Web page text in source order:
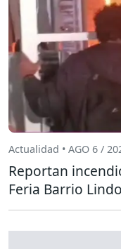
Actualidad • AGO 6 /
Reportan
Feria Barrio Lindo